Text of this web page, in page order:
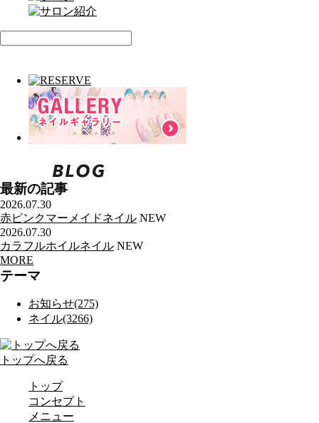
最新の記事
2026.07.30
赤ピンクマーメイドネイル NEW
2026.07.30
カラフルホイルネイル NEW
MORE
テーマ
お知らせ(275)
ネイル(3266)
トップへ戻る
トップ
コンセプト
メニュー